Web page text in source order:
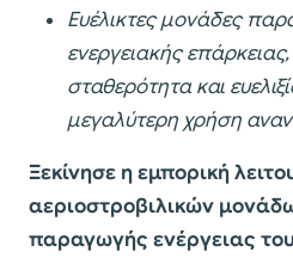
Ευέλικτες μονάδες
ενεργειακής
σταθερότητα και
μεγαλύτερη χρήση
Ξεκίνησε η εμπορική
αεριοστροβιλικών
παραγωγής ενέργειας